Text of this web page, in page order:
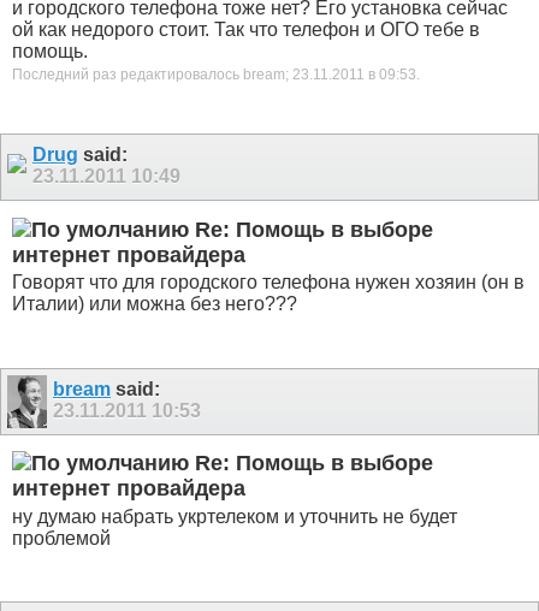
и городского телефона тоже нет? Его установка сейчас
ой как недорого стоит. Так что телефон и ОГО тебе в
помощь.
Последний раз редактировалось bream; 23.11.2011 в 09:53.
Drug said:
23.11.2011 10:49
Re: Помощь в выборе
интернет провайдера
Говорят что для городского телефона нужен хозяин (он в
Италии) или можна без него???
bream said:
23.11.2011 10:53
Re: Помощь в выборе
интернет провайдера
ну думаю набрать укртелеком и уточнить не будет
проблемой